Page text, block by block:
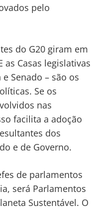
pelo
do G20 giram em
Casas legislativas
Senado – são os
Se os
nas
facilita a adoção
dos
e de Governo.
de parlamentos
será Parlamentos
Sustentável. O